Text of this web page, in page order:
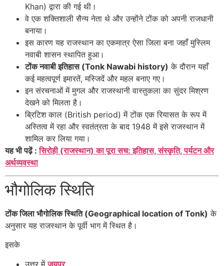
Khan) द्वारा की गई थी।
वे एक शक्तिशाली सैन्य नेता थे और उन्होंने टोंक को अपनी राजधानी
बनाया।
इस कारण यह राजस्थान का एकमात्र ऐसा जिला बना जहाँ मुस्लिम
नवाबी शासन स्थापित हुआ।
टोंक नवाबी इतिहास (Tonk Nawabi history) के दौरान यहाँ
कई महत्वपूर्ण इमारतें, मस्जिदें और महल बनाए गए।
इन संरचनाओं में मुगल और राजस्थानी वास्तुकला का सुंदर मिश्रण
देखने को मिलता है।
ब्रिटिश काल (British period) में टोंक एक रियासत के रूप में
अस्तित्व में रहा और स्वतंत्रता के बाद 1948 में इसे राजस्थान में
शामिल कर लिया गया।
यह भी पढ़ें :सिरोही (राजस्थान) का पूरा सच: इतिहास, संस्कृति, पर्यटन और
अर्थव्यवस्था
भौगोलिक स्थिति
टोंक जिला भौगोलिक स्थिति (Geographical location of Tonk) के
अनुसार यह राजस्थान के पूर्वी भाग में स्थित है।
इसके
उत्तर मेंजयपुर,